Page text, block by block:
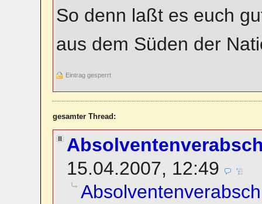
So denn laßt es euch
aus dem Süden der
Eintrag gesperrt
gesamter Thread:
15.04.2007, 12:49